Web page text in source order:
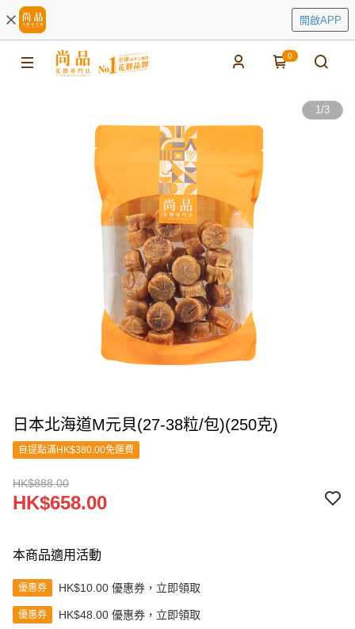
開啟APP
0
1/3
日本北海道M元貝(27-38粒/包)(250克)
自提點滿HK$380.00免運費
HK$888.00
HK$658.00
本商品適用活動
優惠券 HK$10.00 優惠券，立即領取
優惠券 HK$48.00 優惠券，立即領取